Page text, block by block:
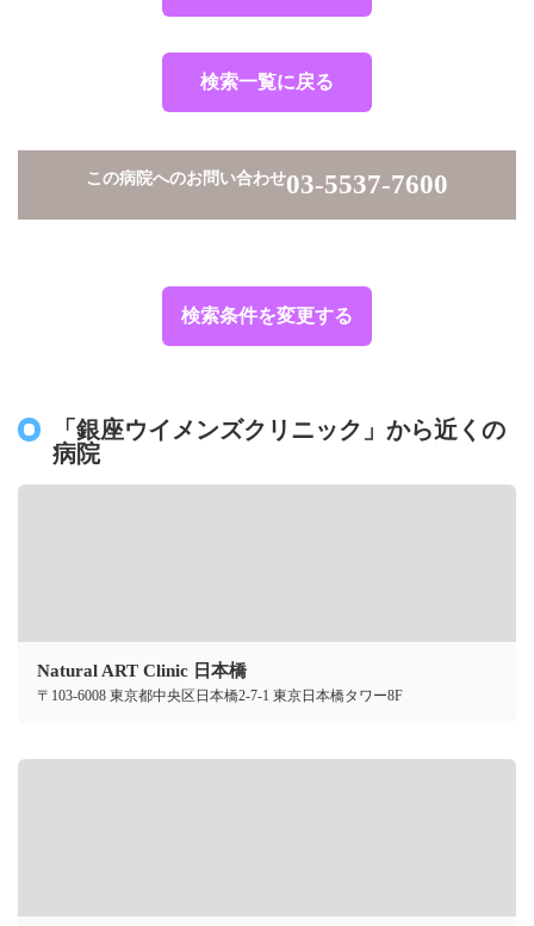
検索条件を変更する
検索一覧に戻る
この病院へのお問い合わせ03-5537-7600
「銀座ウイメンズクリニック」から近くの
病院
Natural ART Clinic 日本橋
〒103-6008 東京都中央区日本橋2-7-1 東京日本橋タワー8F